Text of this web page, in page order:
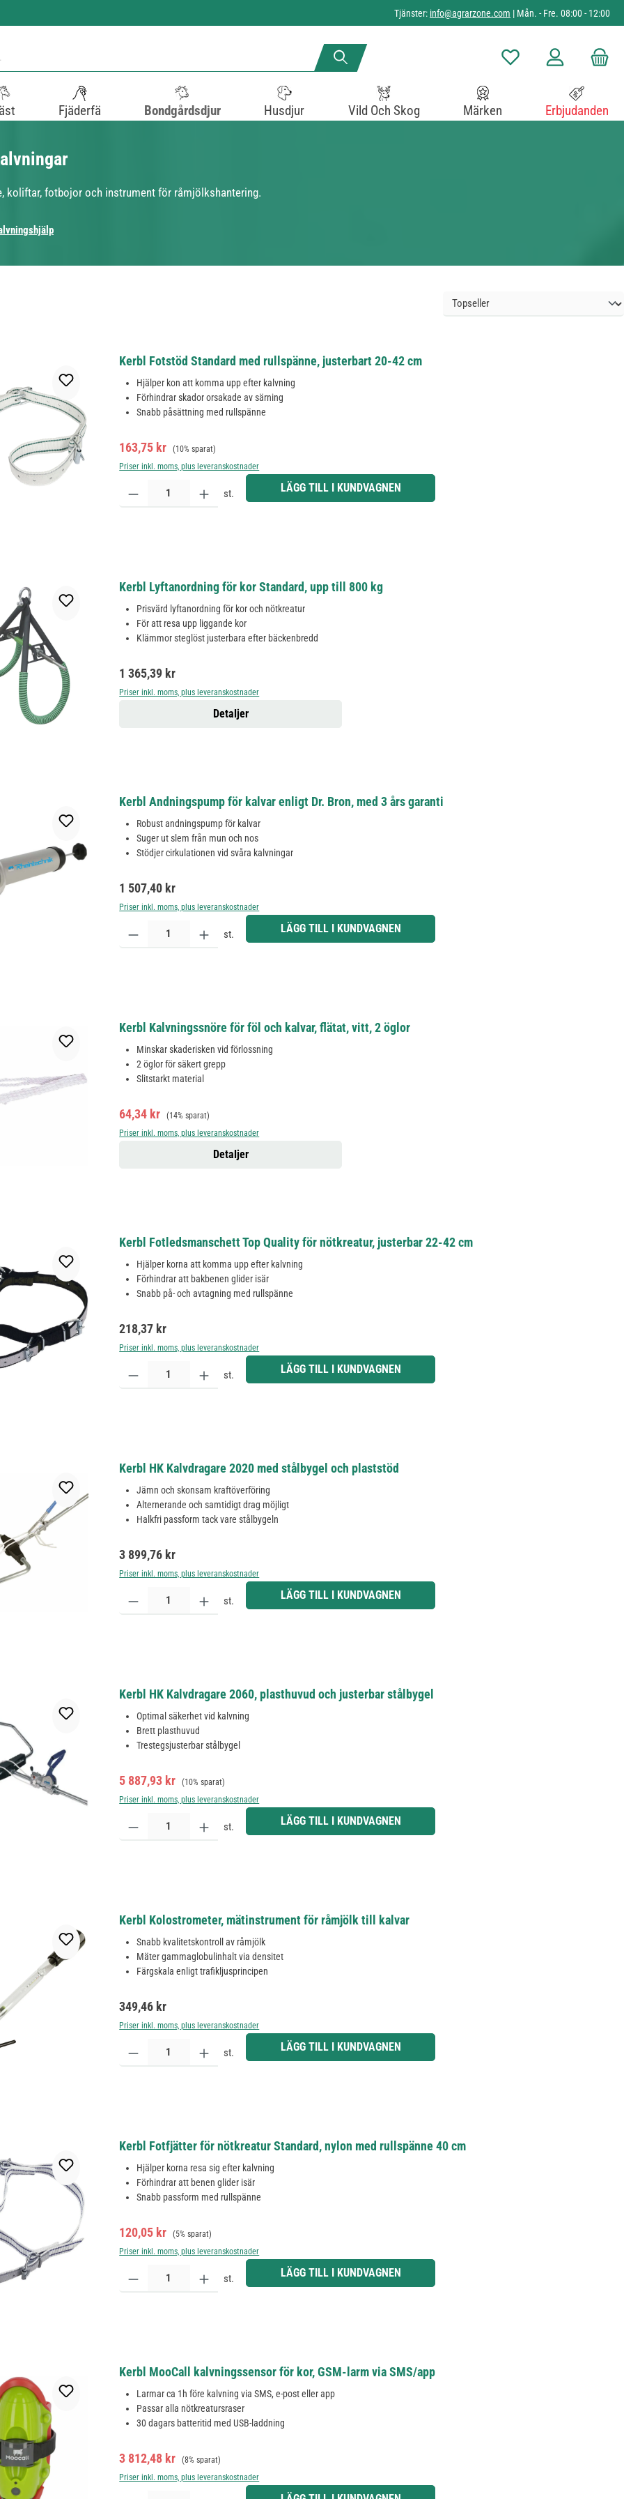
Tjänster: info@agrarzone.com | Mån. - Fre. 08:00 - 12:00
Du har 0 objekt i
Fjäderfä Bondgårdsdjur Husdjur Vild Och Skog Märken Erbjudanden
koliftar, fotbojor och instrument för råmjölkshantering.
Kerbl Fotstöd Standard med rullspänne, justerbart 20-42 cm
Hjälper kon att komma upp efter kalvning
Förhindrar skador orsakade av särning
Snabb påsättning med rullspänne
Försäljningspris:
163,75 kr Ordinarie pris:
(10% sparat)
Priser inkl. moms, plus leveranskostnader
Produktkvantitet: Ange önskat belopp eller använd knapparna för att öka eller minska kvantiteten.
st. LÄGG TILL I KUNDVAGNEN
Kerbl Lyftanordning för kor Standard, upp till 800 kg
Prisvärd lyftanordning för kor och nötkreatur
För att resa upp liggande kor
Klämmor steglöst justerbara efter bäckenbredd
Ordinarie pris:
1 365,39 kr
Priser inkl. moms, plus leveranskostnader
Detaljer
Kerbl Andningspump för kalvar enligt Dr. Bron, med 3 års garanti
Robust andningspump för kalvar
Suger ut slem från mun och nos
Stödjer cirkulationen vid svåra kalvningar
Ordinarie pris:
1 507,40 kr
Priser inkl. moms, plus leveranskostnader
Produktkvantitet: Ange önskat belopp eller använd knapparna för att öka eller minska kvantiteten.
st. LÄGG TILL I KUNDVAGNEN
Kerbl Kalvningssnöre för föl och kalvar, flätat, vitt, 2 öglor
Minskar skaderisken vid förlossning
2 öglor för säkert grepp
Slitstarkt material
Försäljningspris:
64,34 kr Ordinarie pris:
(14% sparat)
Priser inkl. moms, plus leveranskostnader
Detaljer
Kerbl Fotledsmanschett Top Quality för nötkreatur, justerbar 22-42 cm
Hjälper korna att komma upp efter kalvning
Förhindrar att bakbenen glider isär
Snabb på- och avtagning med rullspänne
Ordinarie pris:
218,37 kr
Priser inkl. moms, plus leveranskostnader
Produktkvantitet: Ange önskat belopp eller använd knapparna för att öka eller minska kvantiteten.
st. LÄGG TILL I KUNDVAGNEN
Kerbl HK Kalvdragare 2020 med stålbygel och plaststöd
Jämn och skonsam kraftöverföring
Alternerande och samtidigt drag möjligt
Halkfri passform tack vare stålbygeln
Ordinarie pris:
3 899,76 kr
Priser inkl. moms, plus leveranskostnader
Produktkvantitet: Ange önskat belopp eller använd knapparna för att öka eller minska kvantiteten.
st. LÄGG TILL I KUNDVAGNEN
Kerbl HK Kalvdragare 2060, plasthuvud och justerbar stålbygel
Optimal säkerhet vid kalvning
Brett plasthuvud
Trestegsjusterbar stålbygel
Försäljningspris:
5 887,93 kr Ordinarie pris:
(10% sparat)
Priser inkl. moms, plus leveranskostnader
Produktkvantitet: Ange önskat belopp eller använd knapparna för att öka eller minska kvantiteten.
st. LÄGG TILL I KUNDVAGNEN
Kerbl Kolostrometer, mätinstrument för råmjölk till kalvar
Snabb kvalitetskontroll av råmjölk
Mäter gammaglobulinhalt via densitet
Färgskala enligt trafikljusprincipen
Ordinarie pris:
349,46 kr
Priser inkl. moms, plus leveranskostnader
Produktkvantitet: Ange önskat belopp eller använd knapparna för att öka eller minska kvantiteten.
st. LÄGG TILL I KUNDVAGNEN
Kerbl Fotfjätter för nötkreatur Standard, nylon med rullspänne 40 cm
Hjälper korna resa sig efter kalvning
Förhindrar att benen glider isär
Snabb passform med rullspänne
Försäljningspris:
120,05 kr Ordinarie pris:
(5% sparat)
Priser inkl. moms, plus leveranskostnader
Produktkvantitet: Ange önskat belopp eller använd knapparna för att öka eller minska kvantiteten.
st. LÄGG TILL I KUNDVAGNEN
Kerbl MooCall kalvningssensor för kor, GSM-larm via SMS/app
Larmar ca 1h före kalvning via SMS, e-post eller app
Passar alla nötkreatursraser
30 dagars batteritid med USB-laddning
Försäljningspris:
3 812,48 kr Ordinarie pris:
(8% sparat)
Priser inkl. moms, plus leveranskostnader
Produktkvantitet: Ange önskat belopp eller använd knapparna för att öka eller minska kvantiteten.